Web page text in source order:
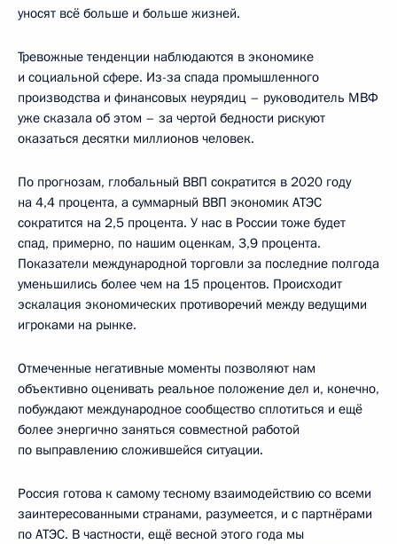
уносят всё больше и больше жизней.
Тревожные тенденции наблюдаются в экономике
и социальной сфере. Из-за спада промышленного
производства и финансовых неурядиц – руководитель МВФ
уже сказала об этом – за чертой бедности рискуют
оказаться десятки миллионов человек.
По прогнозам, глобальный ВВП сократится в 2020 году
на 4,4 процента, а суммарный ВВП экономик АТЭС
сократится на 2,5 процента. У нас в России тоже будет
спад, примерно, по нашим оценкам, 3,9 процента.
Показатели международной торговли за последние полгода
уменьшились более чем на 15 процентов. Происходит
эскалация экономических противоречий между ведущими
игроками на рынке.
Отмеченные негативные моменты позволяют нам
объективно оценивать реальное положение дел и, конечно,
побуждают международное сообщество сплотиться и ещё
более энергично заняться совместной работой
по выправлению сложившейся ситуации.
Россия готова к самому тесному взаимодействию со всеми
заинтересованными странами, разумеется, и с партнёрами
по АТЭС. В частности, ещё весной этого года мы